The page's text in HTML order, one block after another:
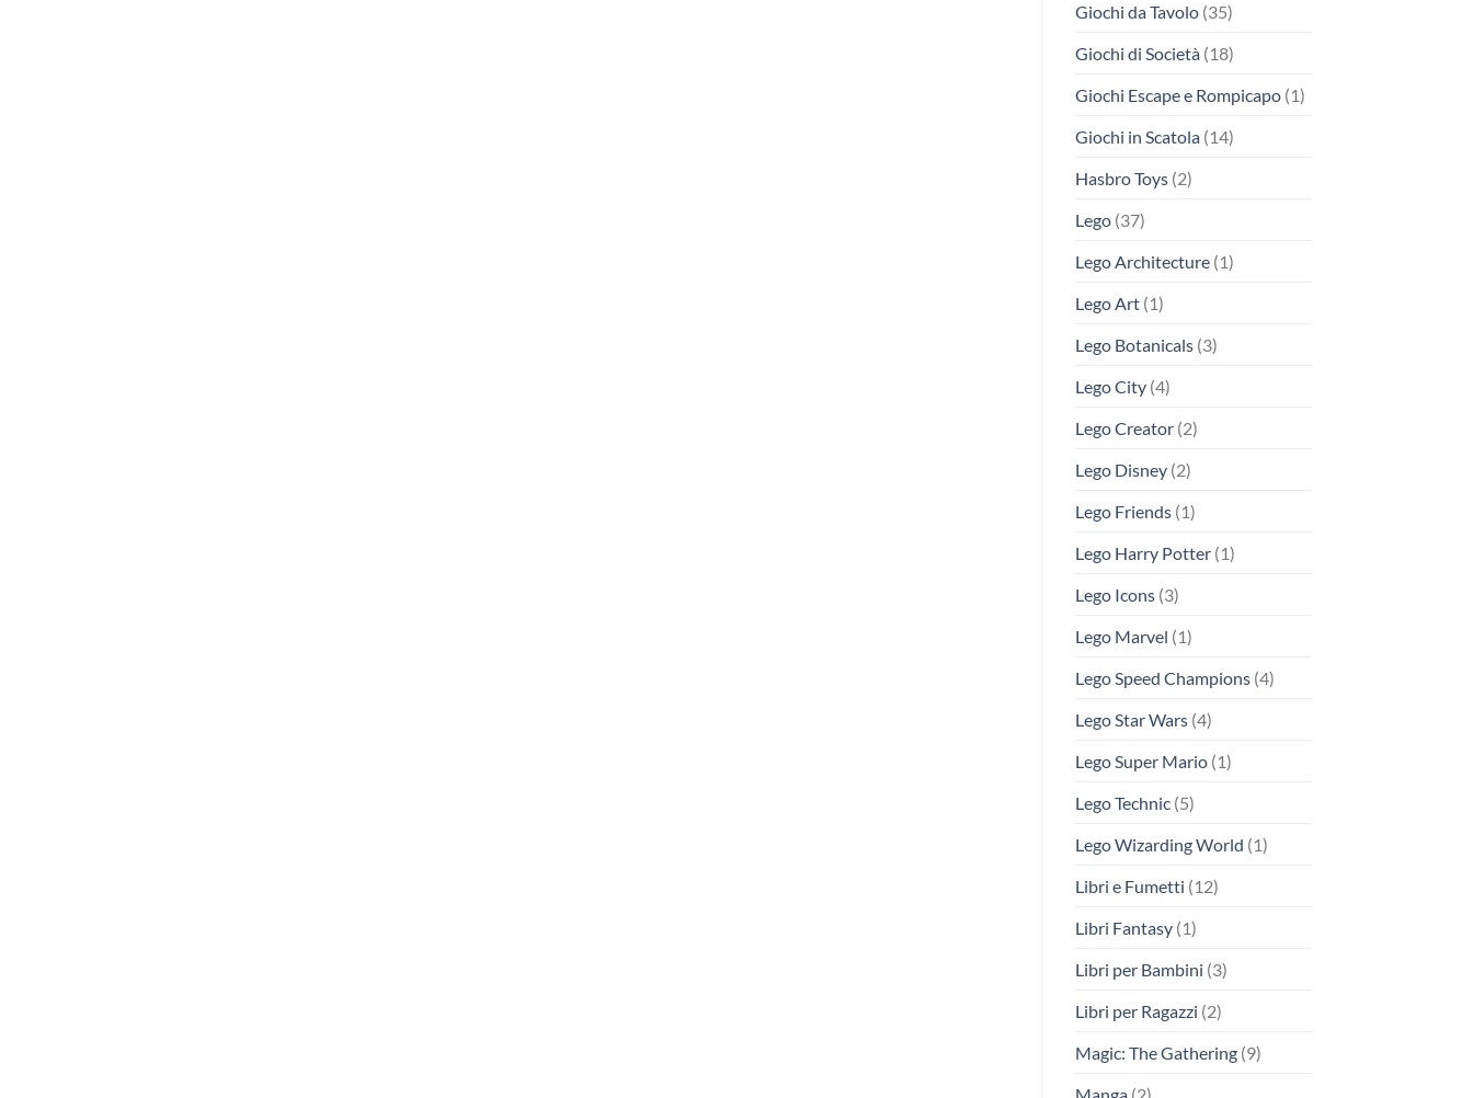
Giochi da Tavolo(35)
Giochi di Società(18)
Giochi Escape e Rompicapo(1)
Giochi in Scatola(14)
Hasbro Toys(2)
Lego(37)
Lego Architecture(1)
Lego Art(1)
Lego Botanicals(3)
Lego City(4)
Lego Creator(2)
Lego Disney(2)
Lego Friends(1)
Lego Harry Potter(1)
Lego Icons(3)
Lego Marvel (1)
Lego Speed Champions(4)
Lego Star Wars(4)
Lego Super Mario(1)
Lego Technic(5)
Lego Wizarding World (1)
Libri e Fumetti (12)
Libri Fantasy(1)
Libri per Bambini (3)
Libri per Ragazzi (2)
Magic: The Gathering(9)